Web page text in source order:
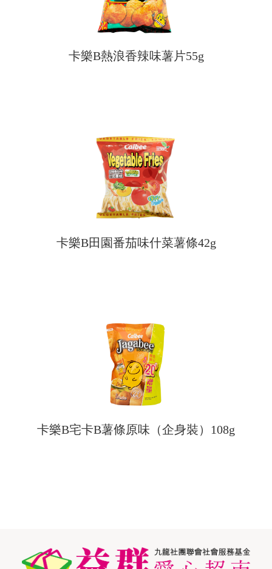
卡樂B熱浪香辣味薯片55g
卡樂B田園番茄味什菜薯條42g
卡樂B宅卡B薯條原味（企身裝）108g